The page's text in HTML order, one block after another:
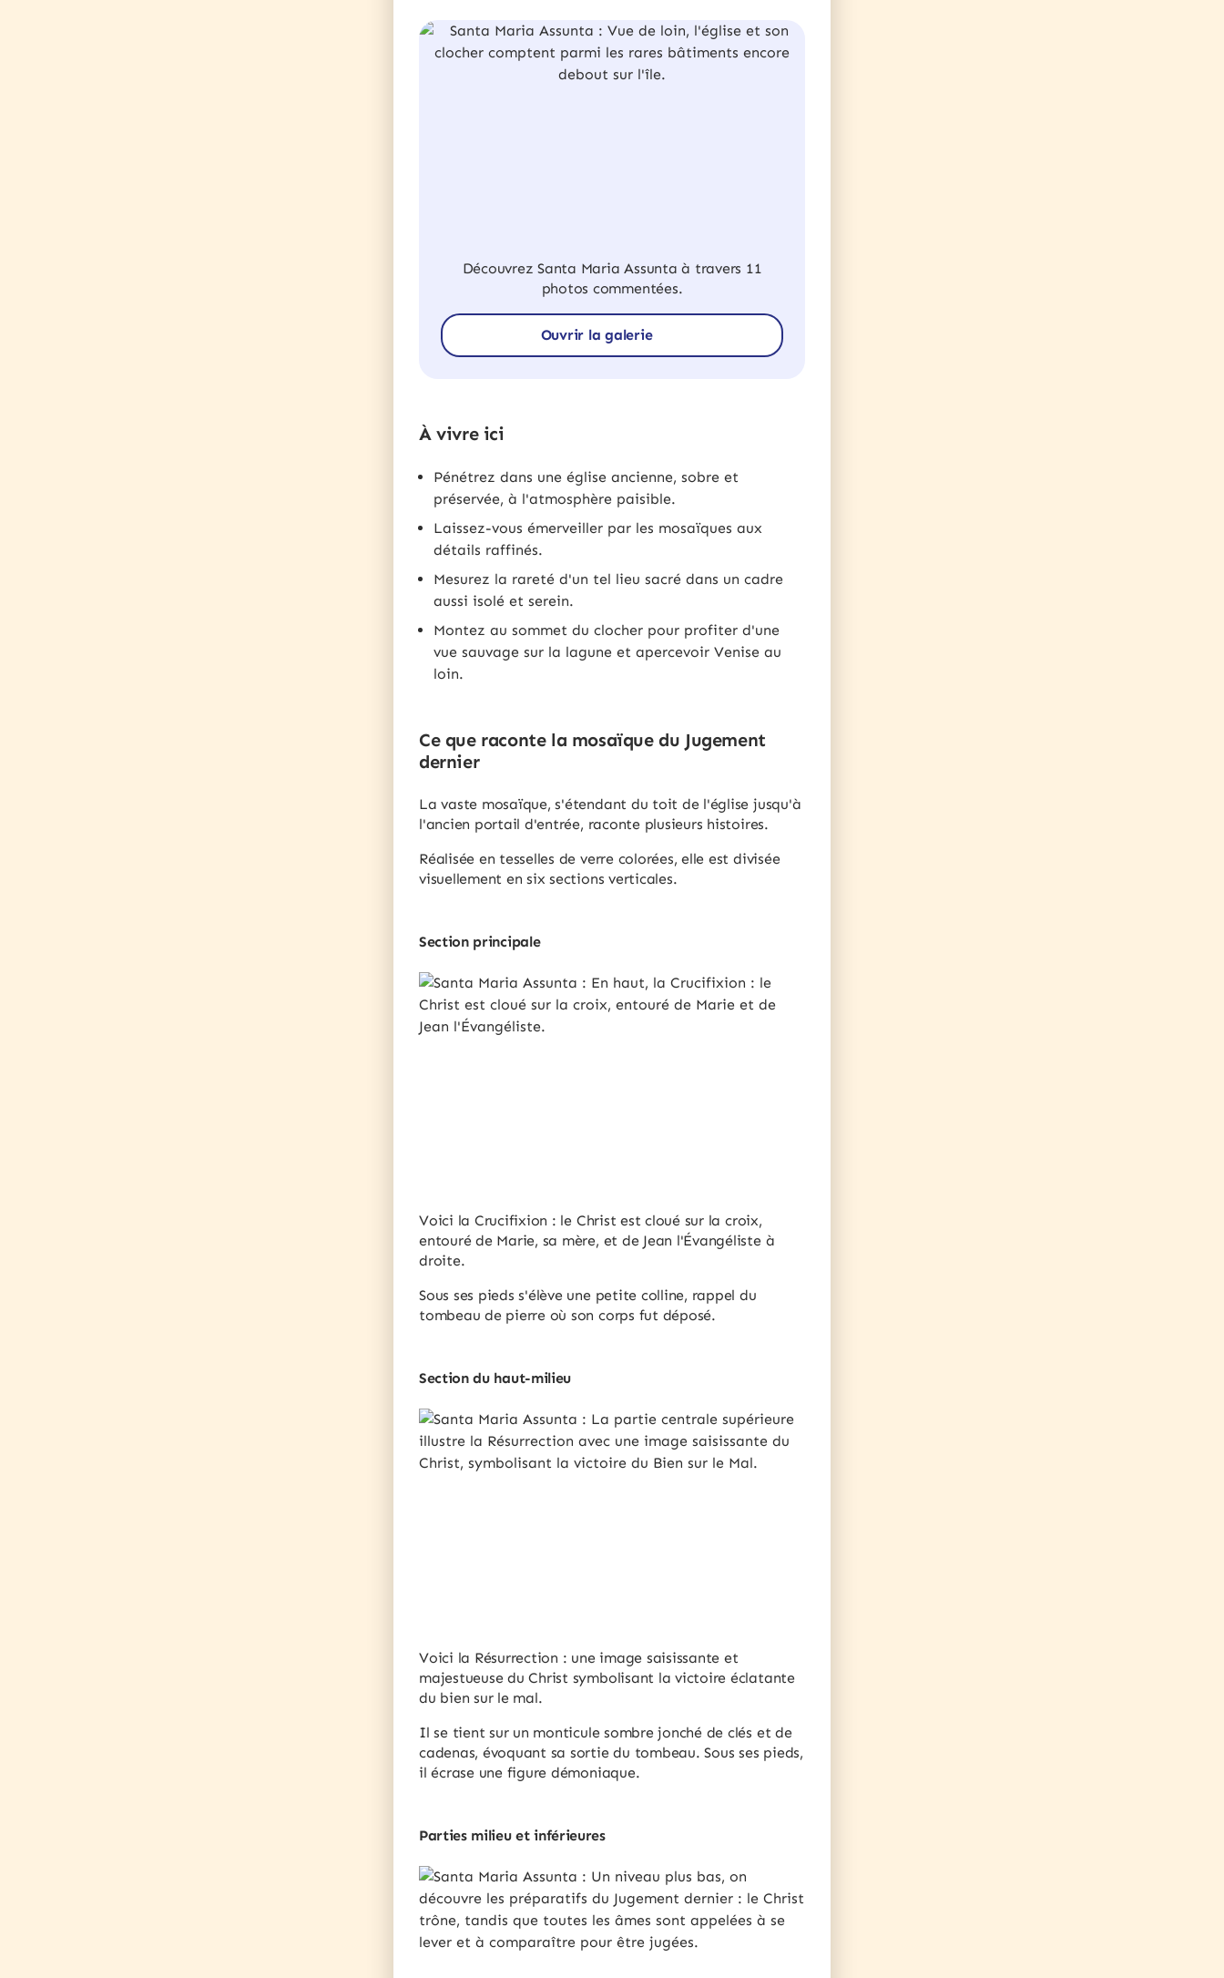
Découvrez Santa Maria Assunta à travers 11
photos commentées.
Ouvrir la galerie
À vivre ici
Pénétrez dans une église ancienne, sobre et
préservée, à l'atmosphère paisible.
Laissez-vous émerveiller par les mosaïques aux
détails raffinés.
Mesurez la rareté d'un tel lieu sacré dans un cadre
aussi isolé et serein.
Montez au sommet du clocher pour profiter d'une
vue sauvage sur la lagune et apercevoir Venise au
loin.
Ce que raconte la mosaïque du Jugement
dernier
La vaste mosaïque, s'étendant du toit de l'église jusqu'à
l'ancien portail d'entrée, raconte plusieurs histoires.
Réalisée en tesselles de verre colorées, elle est divisée
visuellement en six sections verticales.
Section principale
Voici la Crucifixion : le Christ est cloué sur la croix,
entouré de Marie, sa mère, et de Jean l'Évangéliste à
droite.
Sous ses pieds s'élève une petite colline, rappel du
tombeau de pierre où son corps fut déposé.
Section du haut-milieu
Voici la Résurrection : une image saisissante et
majestueuse du Christ symbolisant la victoire éclatante
du bien sur le mal.
Il se tient sur un monticule sombre jonché de clés et de
cadenas, évoquant sa sortie du tombeau. Sous ses pieds,
il écrase une figure démoniaque.
Parties milieu et inférieures